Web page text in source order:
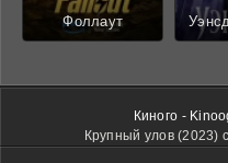
Фоллаут
Киного -
Крупный улов (2023)